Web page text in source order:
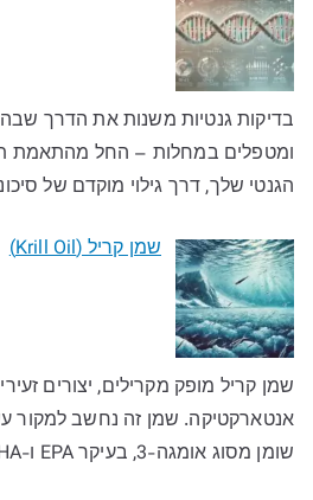
בדיקות גנטיות משנות את הדרך
ומטפלים במחלות – החל מהתאמת
הגנטי שלך, דרך גילוי מוקדם של
שמן קריל (Krill Oil)
שמן קריל מופק מקרילים, יצורים
אנטארקטיקה. שמן זה נחשב למקור
שומן מסוג אומגה-3, בעיקר EPA ו-DHA